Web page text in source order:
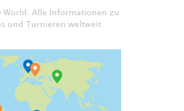
World. Alle Informationen zu
und Turnieren weltweit.